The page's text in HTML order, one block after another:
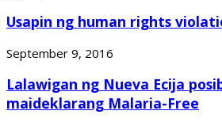
Usapin ng human rights
September 9, 2016
Lalawigan ng Nueva Ecija
maideklarang Malaria-Free